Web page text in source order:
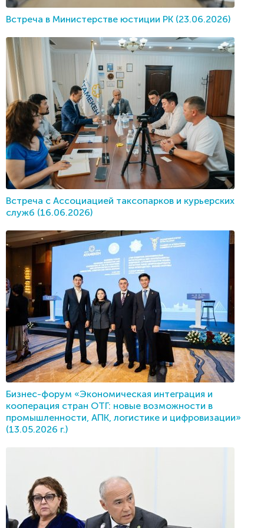
Встреча в Министерстве юстиции РК (23.06.2026)
Встреча с Ассоциацией таксопарков и курьерских
служб (16.06.2026)
Бизнес-форум «Экономическая интеграция и
кооперация стран ОТГ: новые возможности в
промышленности, АПК, логистике и цифровизации»
(13.05.2026 г.)